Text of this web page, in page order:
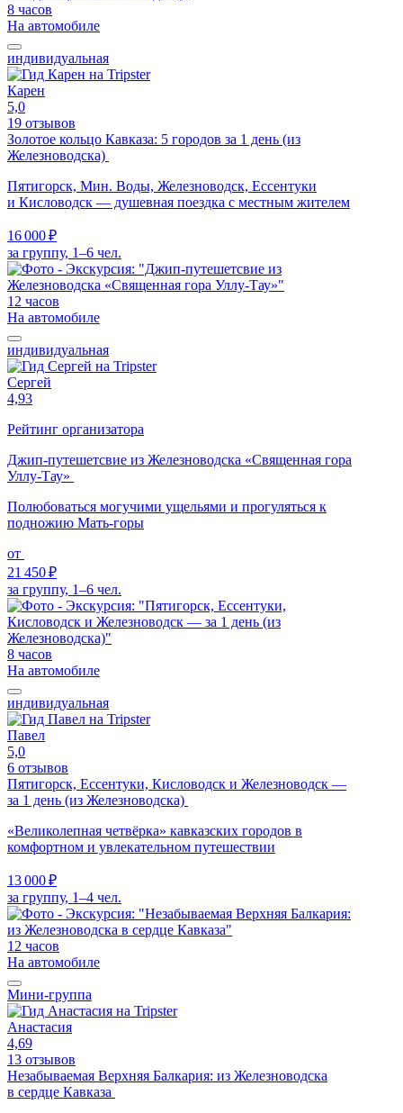
8 часов
На автомобиле
индивидуальная
Карен
5,0
19 отзывов
Золотое кольцо Кавказа: 5 городов за 1 день (из
Железноводска)
Пятигорск, Мин. Воды, Железноводск, Ессентуки
и Кисловодск — душевная поездка с местным жителем
16 000 ₽
за группу, 1–6 чел.
12 часов
На автомобиле
индивидуальная
Сергей
4,93
Рейтинг организатора
Джип-путешетсвие из Железноводска «Священная гора
Уллу-Тау»
Полюбоваться могучими ущельями и прогуляться к
подножию Мать-горы
от
21 450 ₽
за группу, 1–6 чел.
8 часов
На автомобиле
индивидуальная
Павел
5,0
6 отзывов
Пятигорск, Ессентуки, Кисловодск и Железноводск —
за 1 день (из Железноводска)
«Великолепная четвёрка» кавказских городов в
комфортном и увлекательном путешествии
13 000 ₽
за группу, 1–4 чел.
12 часов
На автомобиле
Мини-группа
Анастасия
4,69
13 отзывов
Незабываемая Верхняя Балкария: из Железноводска
в сердце Кавказа